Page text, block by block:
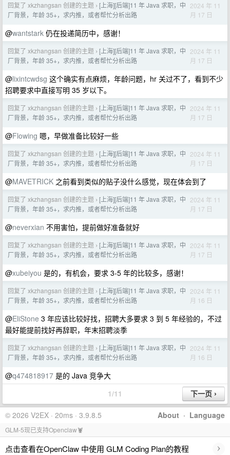
回复了 xkzhangsan 创建的主题 › [上海][后端]11 年 Java 求职，中
厂背景，年龄 35+，求内推，或者帮忙分析出路
2024 年 11
月 17 日
@wantstark 仍在投递简历中，感谢！
回复了 xkzhangsan 创建的主题 › [上海][后端]11 年 Java 求职，中
厂背景，年龄 35+，求内推，或者帮忙分析出路
2024 年 11
月 17 日
@lixintcwdsg 这个确实有点麻烦，年龄问题，hr 关过不了，看到不少
招聘要求中直接写明 35 岁以下。
回复了 xkzhangsan 创建的主题 › [上海][后端]11 年 Java 求职，中
厂背景，年龄 35+，求内推，或者帮忙分析出路
2024 年 11
月 17 日
@Flowing 嗯，早做准备比较好一些
回复了 xkzhangsan 创建的主题 › [上海][后端]11 年 Java 求职，中
厂背景，年龄 35+，求内推，或者帮忙分析出路
2024 年 11
月 17 日
@MAVETRICK 之前看到类似的贴子没什么感觉，现在体会到了
回复了 xkzhangsan 创建的主题 › [上海][后端]11 年 Java 求职，中
厂背景，年龄 35+，求内推，或者帮忙分析出路
2024 年 11
月 17 日
@neverxian 不用害怕，提前做好准备就好
回复了 xkzhangsan 创建的主题 › [上海][后端]11 年 Java 求职，中
厂背景，年龄 35+，求内推，或者帮忙分析出路
2024 年 11
月 17 日
@xubeiyou 是的，有机会，要求 3-5 年的比较多，感谢！
回复了 xkzhangsan 创建的主题 › [上海][后端]11 年 Java 求职，中
厂背景，年龄 35+，求内推，或者帮忙分析出路
2024 年 11
月 16 日
@EliStone 3 年应该比较好找，招聘大多要求 3 到 5 年经验的，不过
最好能提前找好再辞职，年末招聘淡季
回复了 xkzhangsan 创建的主题 › [上海][后端]11 年 Java 求职，中
厂背景，年龄 35+，求内推，或者帮忙分析出路
2024 年 11
月 16 日
@q474818917 是的 Java 竞争大
1/11
About · Language
© 2026 V2EX · 20ms · 3.9.8.5
GLM-5现已支持Openclaw🦞
点击查看在OpenClaw 中使用 GLM Coding Plan的教程 ›